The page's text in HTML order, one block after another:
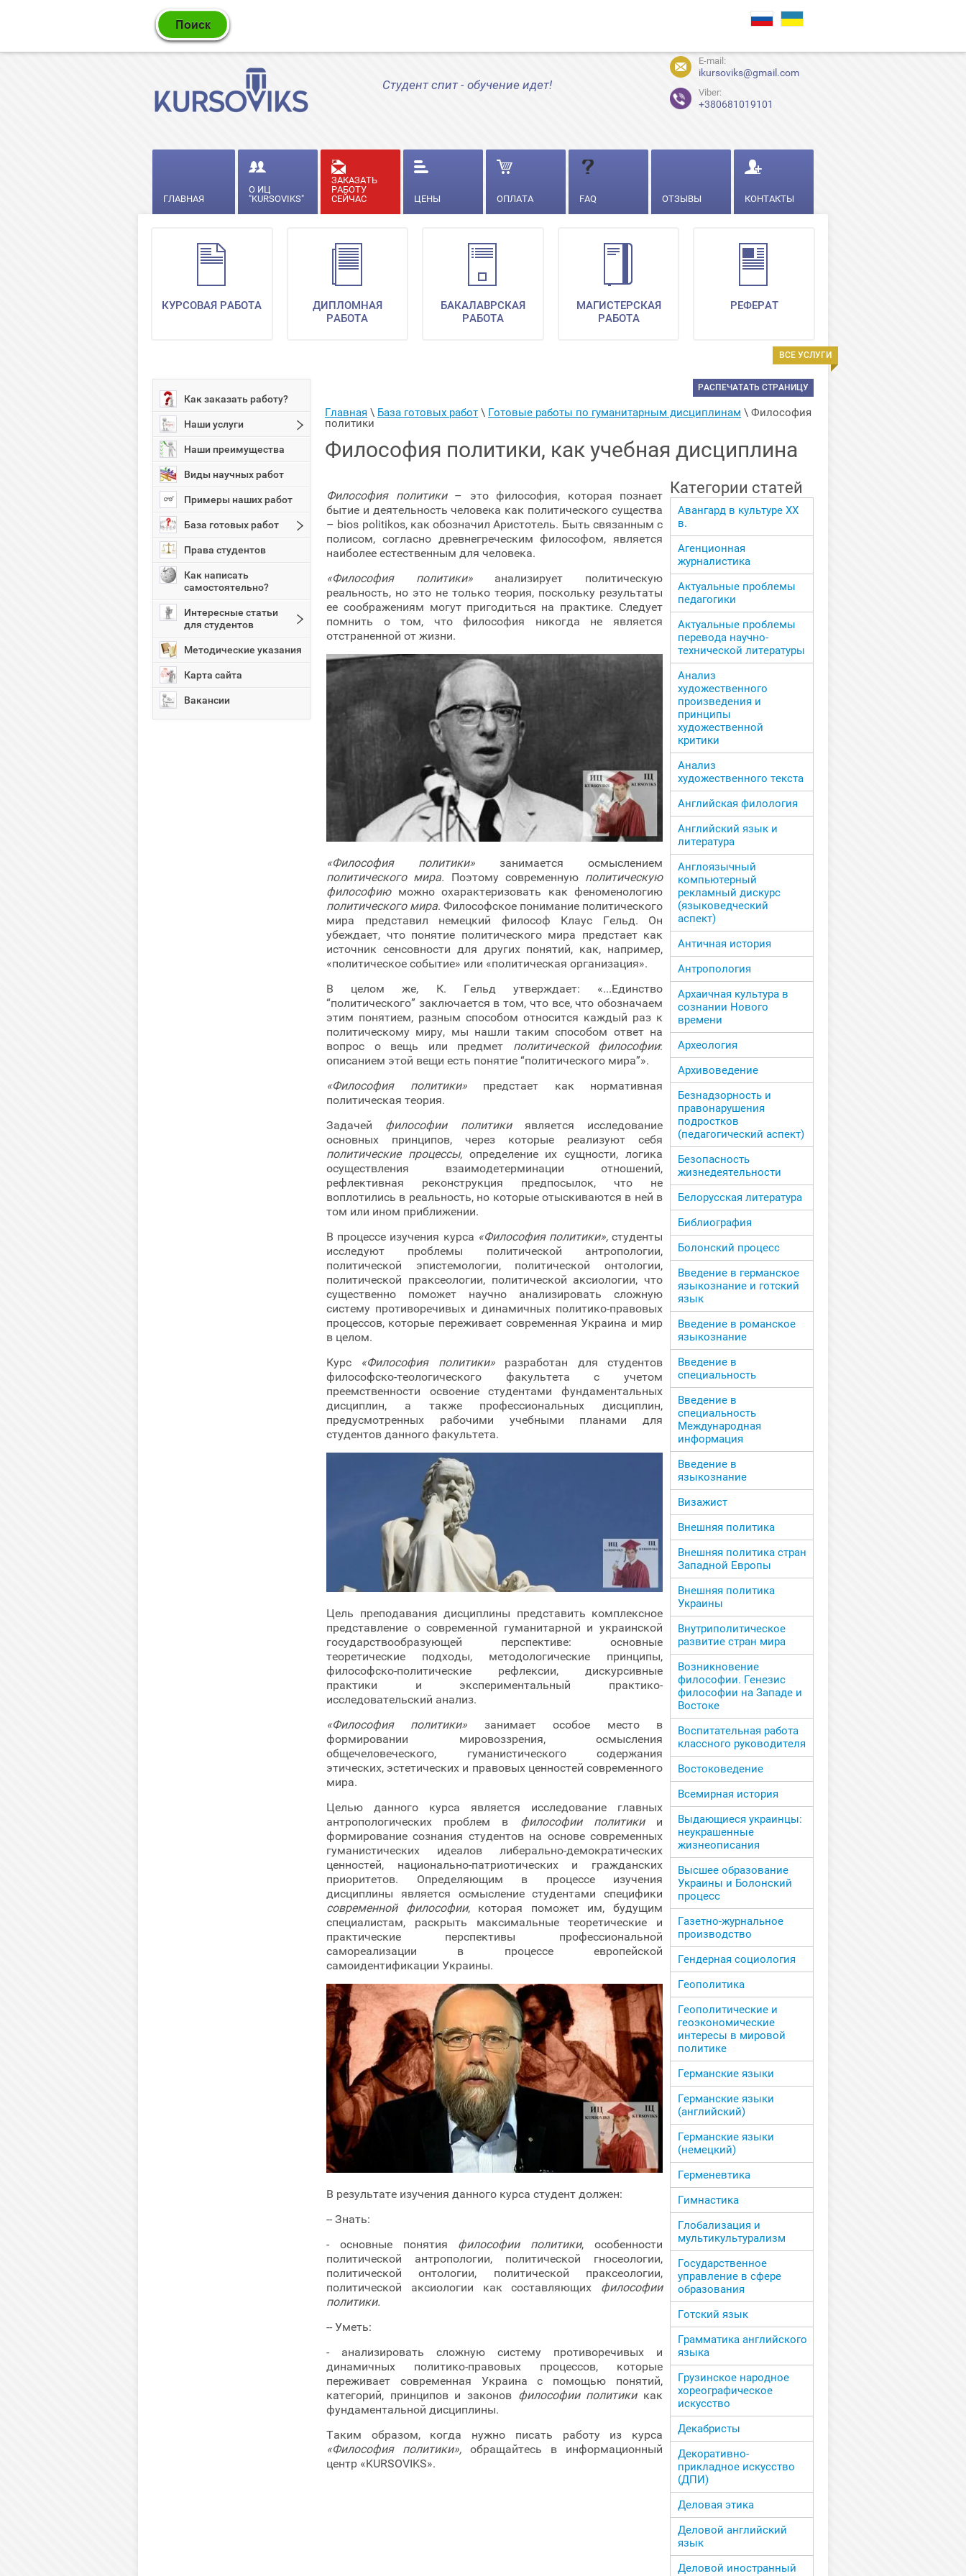
Студент спит - обучение идет!
E-mail:
ikursoviks@gmail.com
Viber:
+380681019101
ГЛАВНАЯ
О ИЦ
"KURSOVIKS"
ЗАКАЗАТЬ
РАБОТУ
СЕЙЧАС
ЦЕНЫ ОПЛАТА FAQ ОТЗЫВЫ КОНТАКТЫ
ВСЕ УСЛУГИ
КУРСОВАЯ РАБОТА
ДИПЛОМНАЯ
РАБОТА
БАКАЛАВРСКАЯ
РАБОТА
МАГИСТЕРСКАЯ
РАБОТА
РЕФЕРАТ
Как заказать работу?
Наши услуги
Наши преимущества
Виды научных работ
Примеры наших работ
База готовых работ
Права студентов
Как написать
самостоятельно?
Интересные статьи
для студентов
Методические указания
Карта сайта
Вакансии
РАСПЕЧАТАТЬ СТРАНИЦУ
Главная \ База готовых работ \ Готовые работы по гуманитарным дисциплинам \ Философия
политики
Философия политики, как учебная дисциплина
Философия политики– это философия, которая познает
бытие и деятельность человека как политического существа
– bios politikos, как обозначил Аристотель. Быть связанным с
полисом, согласно древнегреческим философом, является
наиболее естественным для человека.
«Философия политики»анализирует политическую
реальность, но это не только теория, поскольку результаты
ее соображениям могут пригодиться на практике. Следует
помнить о том, что философия никогда не является
отстраненной от жизни.
«Философия политики» занимается осмыслением
политического мира. Поэтому современную политическую
философиюможно охарактеризовать как феноменологию
политического мира. Философское понимание политического
мира представил немецкий философ Клаус Гельд. Он
убеждает, что понятие политического мира предстает как
источник сенсовности для других понятий, как, например,
«политическое событие» или «политическая организация».
В целом же, К. Гельд утверждает: «...Единство
“политического” заключается в том, что все, что обозначаем
этим понятием, разным способом относится каждый раз к
политическому миру, мы нашли таким способом ответ на
вопрос о вещь или предмет политической философии:
описанием этой вещи есть понятие “политического мира”».
«Философия политики» предстает как нормативная
политическая теория.
Задачей философии политикиявляется исследование
основных принципов, через которые реализуют себя
политические процессы, определение их сущности, логика
осуществления взаимодетерминации отношений,
рефлективная реконструкция предпосылок, что не
воплотились в реальность, но которые отыскиваются в ней в
том или ином приближении.
В процессе изучения курса «Философия политики»,студенты
исследуют проблемы политической антропологии,
политической эпистемологии, политической онтологии,
политической праксеологии, политической аксиологии, что
существенно поможет научно анализировать сложную
систему противоречивых и динамичных политико-правовых
процессов, которые переживает современная Украина и мир
в целом.
Курс «Философия политики»разработан для студентов
философско-теологического факультета с учетом
преемственности освоение студентами фундаментальных
дисциплин, а также профессиональных дисциплин,
предусмотренных рабочими учебными планами для
студентов данного факультета.
Цель преподавания дисциплины представить комплексное
представление о современной гуманитарной и украинской
государствообразующей перспективе: основные
теоретические подходы, методологические принципы,
философско-политические рефлексии, дискурсивные
практики и экспериментальный практико-
исследовательский анализ.
«Философия политики» занимает особое место в
формировании мировоззрения, осмысления
общечеловеческого, гуманистического содержания
этических, эстетических и правовых ценностей современного
мира.
Целью данного курса является исследование главных
антропологических проблем в философии политикии
формирование сознания студентов на основе современных
гуманистических идеалов либерально-демократических
ценностей, национально-патриотических и гражданских
приоритетов. Определяющим в процессе изучения
дисциплины является осмысление студентами специфики
современной философии, которая поможет им, будущим
специалистам, раскрыть максимальные теоретические и
практические перспективы профессиональной
самореализации в процессе европейской
самоидентификации Украины.
В результате изучения данного курса студент должен:
-- Знать:
- основные понятия философии политики, особенности
политической антропологии, политической гносеологии,
политической онтологии, политической праксеологии,
политической аксиологии как составляющих философии
политики.
-- Уметь:
- анализировать сложную систему противоречивых и
динамичных политико-правовых процессов, которые
переживает современная Украина с помощью понятий,
категорий, принципов и законов философии политикикак
фундаментальной дисциплины.
Таким образом, когда нужно писать работу из курса
«Философия политики», обращайтесь в информационный
центр «KURSOVIKS».
Категории статей
Авангард в культуре ХХ
в.
Агенционная
журналистика
Актуальные проблемы
педагогики
Актуальные проблемы
перевода научно-
технической литературы
Анализ
художественного
произведения и
принципы
художественной
критики
Анализ
художественного текста
Английская филология
Английский язык и
литература
Англоязычный
компьютерный
рекламный дискурс
(языковедческий
аспект)
Античная история
Антропология
Архаичная культура в
сознании Нового
времени
Археология
Архивоведение
Безнадзорность и
правонарушения
подростков
(педагогический аспект)
Безопасность
жизнедеятельности
Белорусская литература
Библиография
Болонский процесс
Введение в германское
языкознание и готский
язык
Введение в романское
языкознание
Введение в
специальность
Введение в
специальность
Международная
информация
Введение в
языкознание
Визажист
Внешняя политика
Внешняя политика стран
Западной Европы
Внешняя политика
Украины
Внутриполитическое
развитие стран мира
Возникновение
философии. Генезис
философии на Западе и
Востоке
Воспитательная работа
классного руководителя
Востоковедение
Всемирная история
Выдающиеся украинцы:
неукрашенные
жизнеописания
Высшее образование
Украины и Болонский
процесс
Газетно-журнальное
производство
Гендерная социология
Геополитика
Геополитические и
геоэкономические
интересы в мировой
политике
Германские языки
Германские языки
(английский)
Германские языки
(немецкий)
Герменевтика
Гимнастика
Глобализация и
мультикультурализм
Государственное
управление в сфере
образования
Готский язык
Грамматика английского
языка
Грузинское народное
хореографическое
искусство
Декабристы
Декоративно-
прикладное искусство
(ДПИ)
Деловая этика
Деловой английский
язык
Деловой иностранный